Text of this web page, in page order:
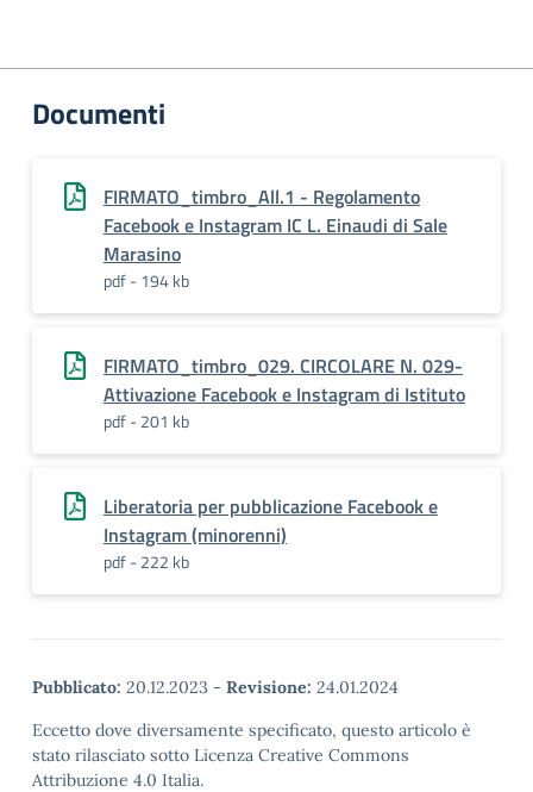
Documenti
FIRMATO_timbro_All.1 - Regolamento
Facebook e Instagram IC L. Einaudi di Sale
Marasino
pdf - 194 kb
FIRMATO_timbro_029. CIRCOLARE N. 029-
Attivazione Facebook e Instagram di Istituto
pdf - 201 kb
Liberatoria per pubblicazione Facebook e
Instagram (minorenni)
pdf - 222 kb
Pubblicato: 20.12.2023 - Revisione: 24.01.2024
Eccetto dove diversamente specificato, questo articolo è
stato rilasciato sotto Licenza Creative Commons
Attribuzione 4.0 Italia.